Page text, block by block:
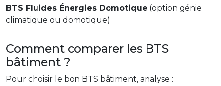
BTS Fluides Énergies Domotique (option génie
climatique ou domotique)
Comment comparer les BTS
bâtiment ?
Pour choisir le bon BTS bâtiment, analyse :